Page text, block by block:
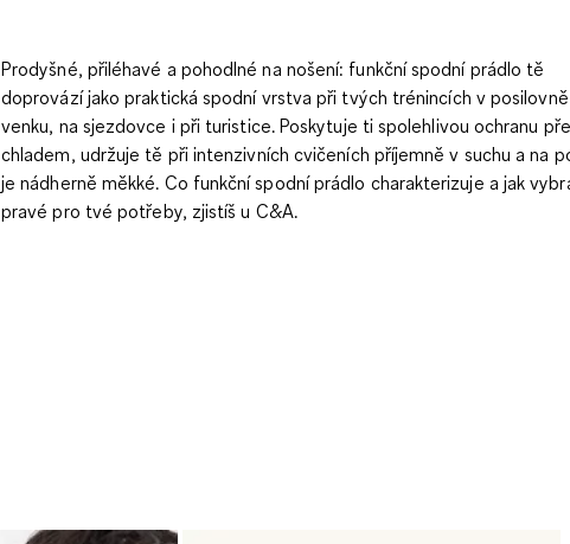
Prodyšné, přiléhavé a pohodlné na nošení: funkční spodní prádlo tě
doprovází jako praktická spodní vrstva při tvých trénincích v
venku, na sjezdovce i při turistice. Poskytuje ti spolehlivou ochranu
chladem, udržuje tě při intenzivních cvičeních příjemně v suchu a na
je nádherně měkké. Co funkční spodní prádlo charakterizuje a jak
pravé pro tvé potřeby, zjistíš u C&A.